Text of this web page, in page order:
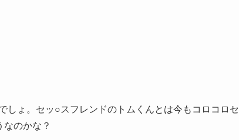
しょ。セッ○スフレンドのトムくんとは今もコロコロセ
のかな？